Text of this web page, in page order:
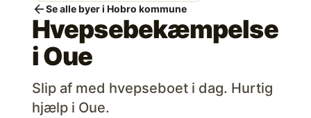
arrow_backSe alle byer i Hobro kommune
Hvepsebekæmpelse
iOue
Slip af med hvepseboet i dag. Hurtig
hjælp i Oue.